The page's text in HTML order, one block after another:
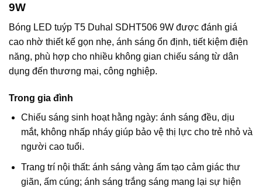
9W
Bóng LED tuýp T5 Duhal SDHT506 9W được đánh giá
cao nhờ thiết kế gọn nhẹ, ánh sáng ổn định, tiết kiệm điện
năng, phù hợp cho nhiều không gian chiếu sáng từ dân
dụng đến thương mại, công nghiệp.
Trong gia đình
Chiếu sáng sinh hoạt hằng ngày: ánh sáng đều, dịu
mắt, không nhấp nháy giúp bảo vệ thị lực cho trẻ nhỏ và
người cao tuổi.
Trang trí nội thất: ánh sáng vàng ấm tạo cảm giác thư
giãn, ấm cúng; ánh sáng trắng sáng mang lại sự hiện